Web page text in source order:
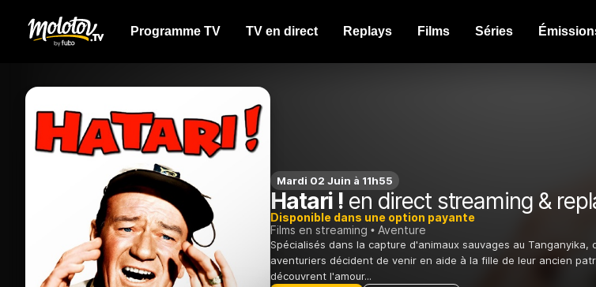
Programme TV TV en direct Replays Films Séries
Mardi 02 Juin à 11h55
Hatari ! en direct streaming &
Disponible dans une option payante
Films en streaming
Aventure
Spécialisés dans la capture d'animaux sauvages au Tanganyika,
aventuriers décident de venir en aide à la fille de leur ancien
découvrent l'amour...